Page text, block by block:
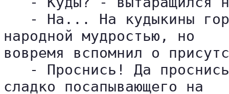
- На... На кудыкины
народной мудростью, но
вовремя вспомнил о
- Проснись! Да
сладко посапывающего на